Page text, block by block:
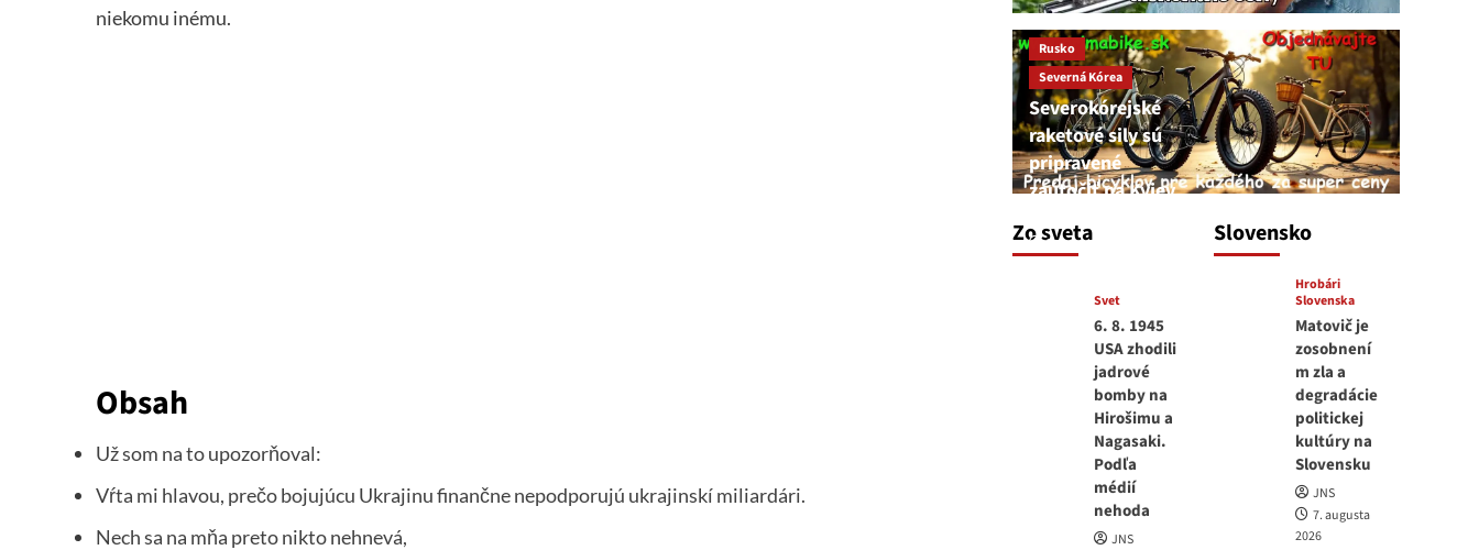
niekomu inému.
Obsah
Už som na to upozorňoval:
Vŕta mi hlavou, prečo bojujúcu Ukrajinu finančne nepodporujú ukrajinskí miliardári.
Nech sa na mňa preto nikto nehnevá,
Zo sveta
Rusko
Severná Kórea
Severokórejské
raketové sily sú
pripravené
zaútočiť na Kyjev
7. augusta 2026
Svet
6. 8. 1945
USA zhodili
jadrové
bomby na
Hirošimu a
Nagasaki.
Podľa
médií
nehoda
JNS
Slovensko
Hrobári
Slovenska
Matovič je
zosobnení
m zla a
degradácie
politickej
kultúry na
Slovensku
JNS
7. augusta
2026